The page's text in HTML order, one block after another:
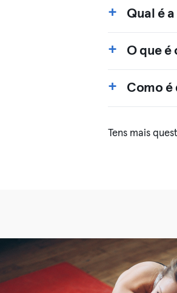
Qual é
O que é
Como é
Tens mais